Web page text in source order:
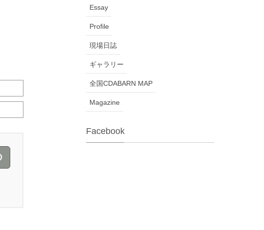
Essay
Profile
現場日誌
ギャラリー
全国CDABARN MAP
Magazine
Facebook